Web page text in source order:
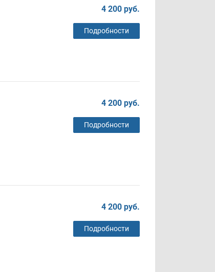
4 200 руб.
Подробности
4 200 руб.
Подробности
4 200 руб.
Подробности